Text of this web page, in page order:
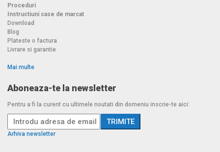
Proceduri
Instructiuni case de marcat
Download
Blog
Plateste o factura
Livrare si garantie
Mai multe
Aboneaza-te la newsletter
Pentru a fi la curent cu ultimele noutati din domeniu inscrie-te aici:
Arhiva newsletter